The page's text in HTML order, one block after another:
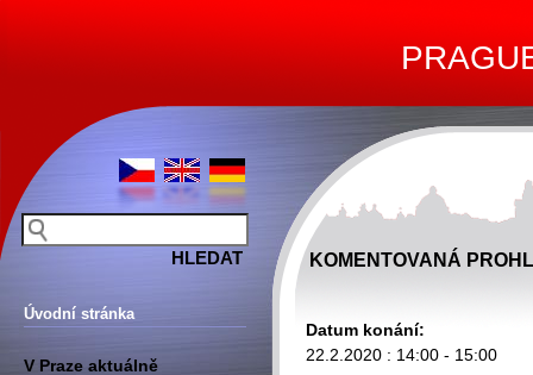
Úvodní stránka
V Praze aktuálně
KOMENTOVANÁ
Datum konání:
22.2.2020 : 14:00 - 15:00